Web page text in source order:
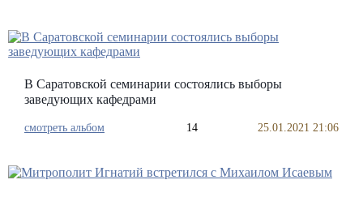
В Саратовской семинарии состоялись выборы
заведующих кафедрами
смотреть альбом 14 25.01.2021 21:06